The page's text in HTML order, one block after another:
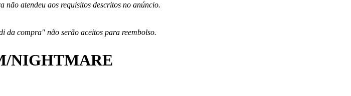
não atendeu aos requisitos descritos no anúncio.
compra" não serão aceitos para reembolso.
NIGHTMARE